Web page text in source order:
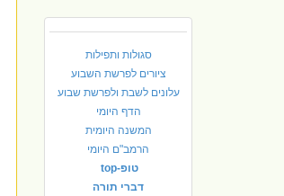
סגולות ותפילות
ציורים לפרשת השבוע
עלונים לשבת ולפרשת שבוע
הדף היומי
המשנה היומית
הרמב"ם היומי
טופ-top
דברי תורה